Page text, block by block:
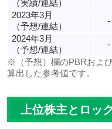
（実績/連結）
2023年3月
（予想/連結）
-
2024年3月
（予想/連結）
-
※（予想）欄のPBRおよ
算出した参考値です。
上位株主とロッ